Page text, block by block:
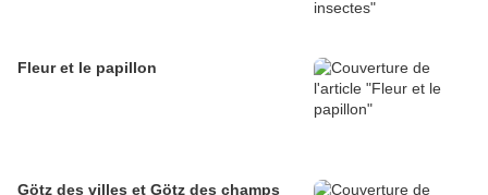
Fleur et le papillon
Götz des villes et Götz des champs